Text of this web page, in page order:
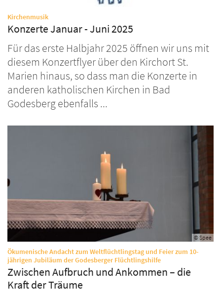
Kirchenmusik:
Konzerte Januar - Juni 2025
Für das erste Halbjahr 2025 öffnen wir uns mit
diesem Konzertflyer über den Kirchort St.
Marien hinaus, so dass man die Konzerte in
anderen katholischen Kirchen in Bad
Godesberg ebenfalls ...
© Spee
Ökumenische Andacht zum Weltflüchtlingstag und Feier zum 10-
jährigen Jubiläum der Godesberger Flüchtlingshilfe:
Zwischen Aufbruch und Ankommen – die
Kraft der Träume